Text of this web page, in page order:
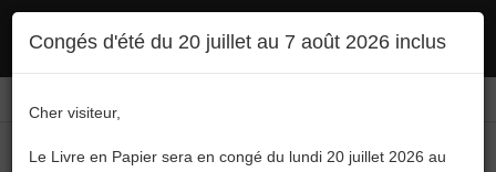
l'utilisation :politique en matière de confidentialité Accepter
Congés d'été du 20 juillet au 7 août 2026 inclus
Cher visiteur,
Le Livre en Papier sera en congé du lundi 20 juillet 2026 au